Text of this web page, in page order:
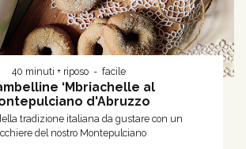
40 minuti + riposo facile
‘Mbriachelle al
d'Abruzzo
tradizione italiana da gustare con un
del nostro Montepulciano